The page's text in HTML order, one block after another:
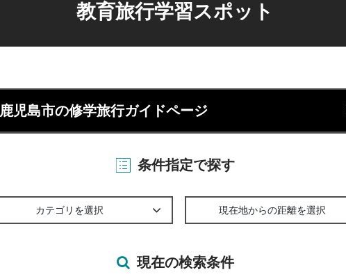
教育旅行学習スポット
鹿児島市の修学旅行ガイドページ
条件指定で探す
カテゴリを選択 現在地からの距離を選択
現在の検索条件